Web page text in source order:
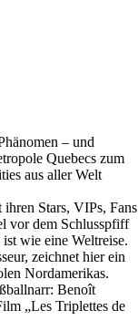
– und
Quebecs zum
aus aller Welt
Stars, VIPs, Fans
vor dem Schlusspfiff
wie eine Weltreise.
zeichnet hier ein
Nordamerikas.
Benoît
„Les Triplettes de